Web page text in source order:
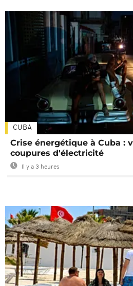
CUBA
Crise énergétique à Cuba :
coupures d'électricité
Il y a 3 heures